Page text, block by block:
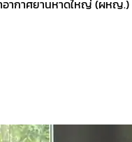
าอากาศยานหาดใหญ่ (ผห